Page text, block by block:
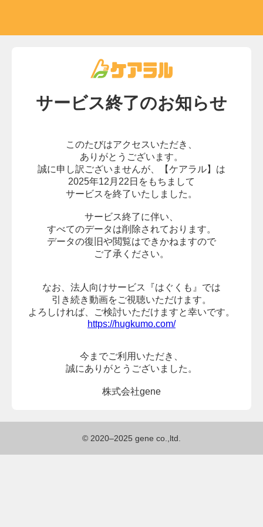
サービス終了のお知らせ
このたびはアクセスいただき、
ありがとうございます。
誠に申し訳ございませんが、
【ケアラル】は
2025年12月22日をもちまして
サービスを終了いたしました。
サービス終了に伴い、
すべてのデータは削除されております。
データの復旧や閲覧はできかねますので
ご了承ください。
なお、法人向けサービス『はぐくも』では
引き続き動画をご視聴いただけます。
よろしければ、
ご検討いただけますと幸いです。
https://hugkumo.com/
今までご利用いただき、
誠にありがとうございました。
株式会社gene
© 2020–2025 gene co.,ltd.